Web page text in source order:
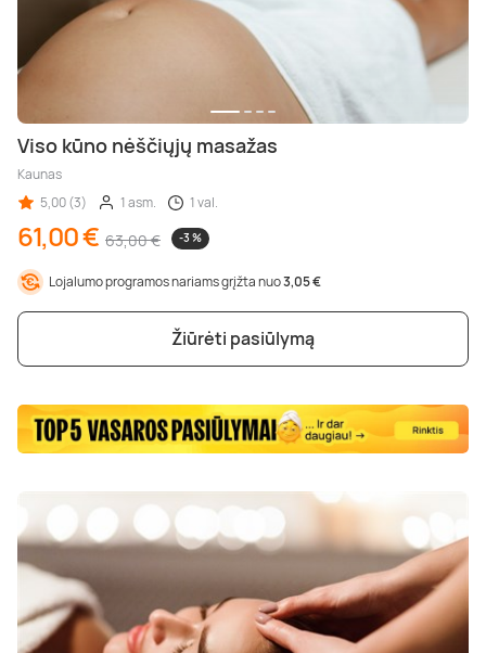
Viso kūno nėščiųjų masažas
Kaunas
5,00 (3)
1 asm. 1 val.
61,00 € 63,00 € -3 %
Lojalumo programos nariams grįžta nuo3,05 €
Žiūrėti pasiūlymą